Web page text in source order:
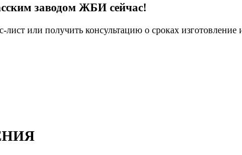
заводом ЖБИ сейчас!
лист или получить консультацию о сроках